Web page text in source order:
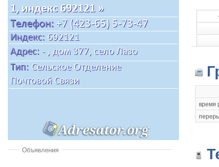
Объявления
время